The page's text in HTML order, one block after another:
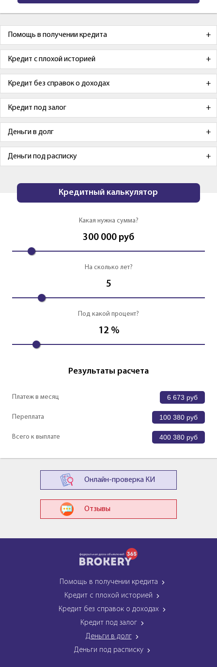
Помощь в получении кредита
Кредит с плохой историей
Кредит без справок о доходах
Кредит под залог
Деньги в долг
Деньги под расписку
Кредитный калькулятор
Какая нужна сумма?
300 000 руб
На сколько лет?
5
Под какой процент?
12 %
Результаты расчета
Платеж в месяц 6 673 руб
Переплата 100 380 руб
Всего к выплате 400 380 руб
Онлайн-проверка КИ
Отзывы
Помощь в получении кредита
Кредит с плохой историей
Кредит без справок о доходах
Кредит под залог
Деньги в долг
Деньги под расписку